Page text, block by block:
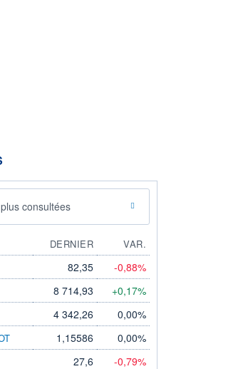
consultées
DERNIER
VAR.
82,35 -0,88%
8 714,93 +0,17%
4 342,26 0,00%
1,15586 0,00%
27,6 -0,79%